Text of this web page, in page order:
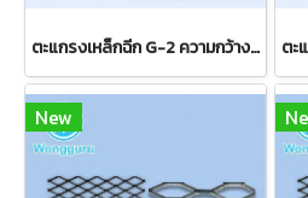
ตะแกรงเหล็กฉีก G-2 ความกว้าง 23 มม.
New